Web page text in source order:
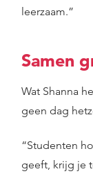
leerzaam.”
Samen
Wat Shanna
geen dag
“Studenten
geeft, krijg je